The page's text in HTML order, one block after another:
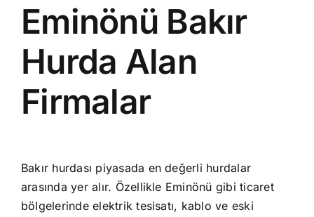
Eminönü Bakır
Hurda Alan
Firmalar
Bakır hurdası piyasada en değerli hurdalar
arasında yer alır. Özellikle Eminönü gibi ticaret
bölgelerinde elektrik tesisatı, kablo ve eski